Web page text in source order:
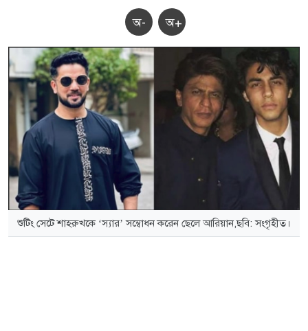
অ- অ+
শুটিং সেটে শাহরুখকে ‘স্যার’ সম্বোধন করেন ছেলে আরিয়ান,ছবি: সংগৃহীত।